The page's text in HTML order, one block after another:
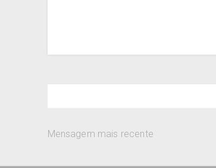
Mensagem mais recente